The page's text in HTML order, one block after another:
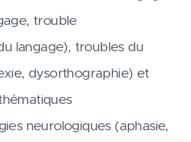
trouble
langage), troubles du
dysorthographie) et
neurologiques (aphasie,